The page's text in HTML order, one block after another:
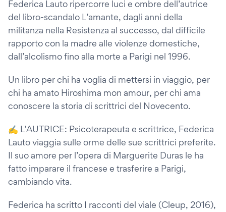
Federica Lauto ripercorre luci e ombre dell’autrice
del libro-scandalo L’amante, dagli anni della
militanza nella Resistenza al successo, dal difficile
rapporto con la madre alle violenze domestiche,
dall’alcolismo fino alla morte a Parigi nel 1996.
Un libro per chi ha voglia di mettersi in viaggio, per
chi ha amato Hiroshima mon amour, per chi ama
conoscere la storia di scrittrici del Novecento.
✍️ L'AUTRICE: Psicoterapeuta e scrittrice, Federica
Lauto viaggia sulle orme delle sue scrittrici preferite.
Il suo amore per l’opera di Marguerite Duras le ha
fatto imparare il francese e trasferire a Parigi,
cambiando vita.
Federica ha scritto I racconti del viale (Cleup, 2016),